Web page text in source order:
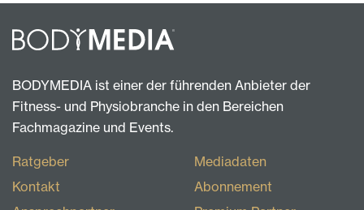
BODYMEDIA ist einer der führenden Anbieter der
Fitness- und Physiobranche in den Bereichen
Fachmagazine und Events.
Ratgeber
Kontakt
Mediadaten
Abonnement